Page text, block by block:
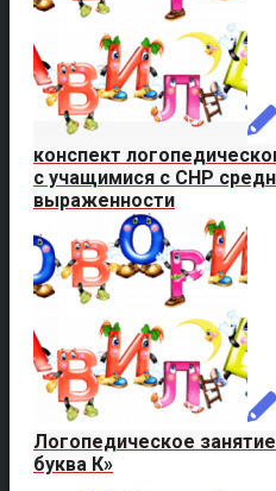
конспект
с учащимися с СНР
выраженности
Логопедическое
буква К»